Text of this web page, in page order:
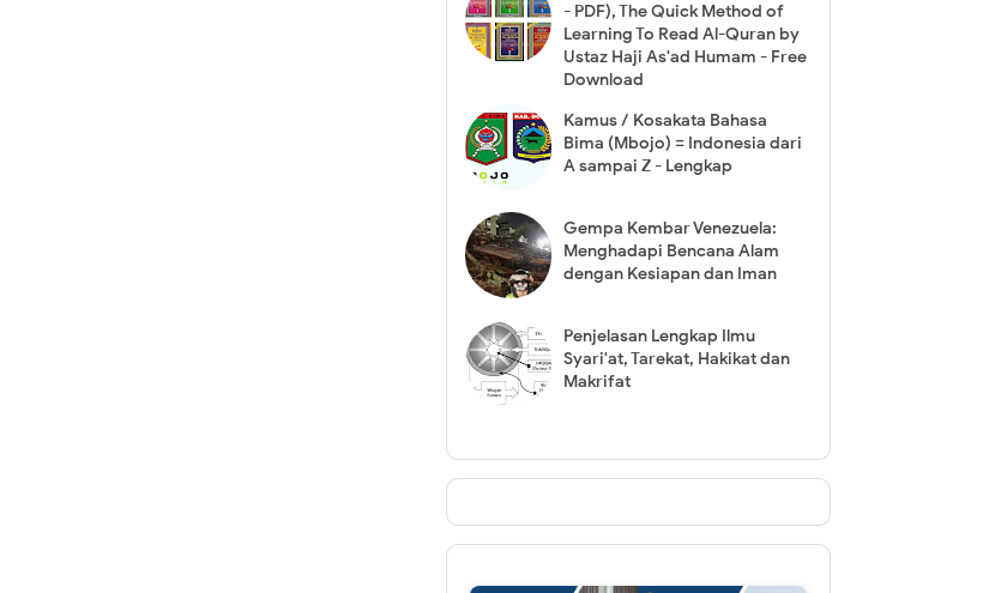
- PDF), The Quick Method of
Learning To Read Al-Quran by
Ustaz Haji As'ad Humam - Free
Download
Kamus / Kosakata Bahasa
Bima (Mbojo) = Indonesia dari
A sampai Z - Lengkap
Gempa Kembar Venezuela:
Menghadapi Bencana Alam
dengan Kesiapan dan Iman
Penjelasan Lengkap Ilmu
Syari'at, Tarekat, Hakikat dan
Makrifat